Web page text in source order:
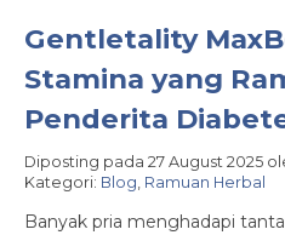
Gentletality
Stamina yang
Penderita
Diposting pada 27 August 2025
Kategori: Blog, Ramuan Herbal
Banyak pria menghadapi